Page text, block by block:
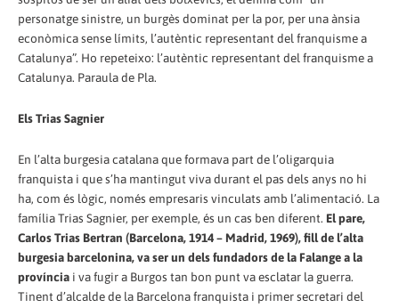
personatge sinistre, un burgès dominat per la por, per una ànsia
econòmica sense límits, l’autèntic representant del franquisme a
Catalunya”. Ho repeteixo: l’autèntic representant del franquisme a
Catalunya. Paraula de Pla.
Els Trias Sagnier
En l’alta burgesia catalana que formava part de l’oligarquia
franquista i que s’ha mantingut viva durant el pas dels anys no hi
ha, com és lògic, només empresaris vinculats amb l’alimentació. La
família Trias Sagnier, per exemple, és un cas ben diferent. El pare,
Carlos Trias Bertran (Barcelona, 1914 – Madrid, 1969), fill de l’alta
burgesia barcelonina, va ser un dels fundadors de la Falange a la
província i va fugir a Burgos tan bon punt va esclatar la guerra.
Tinent d’alcalde de la Barcelona franquista i primer secretari del